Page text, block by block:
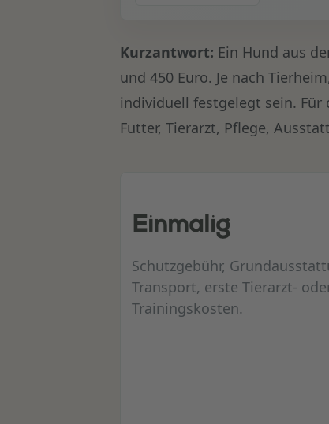
Kurzantwort: Ein Hund aus
und 450 Euro. Je nach
individuell festgelegt sein. Für
Futter, Tierarzt, Pflege,
Einmalig
Schutzgebühr,
Transport, erste Tierarzt-
Trainingskosten.